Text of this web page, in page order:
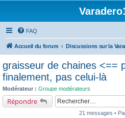
FAQ
Accueil du forum Discussions sur la
graisseur de chaines <==
finalement, pas celui-là
Modérateur : Groupe modérateurs
Répondre
21 messages •